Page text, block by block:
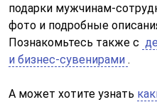
подарки мужчинам-
фото и подробные
Познакомьтесь также с
и бизнес-сувенирами .
А может хотите узнать